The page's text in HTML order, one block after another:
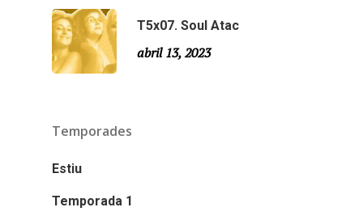
T5x07. Soul Atac
abril 13, 2023
Temporades
Estiu
Temporada 1